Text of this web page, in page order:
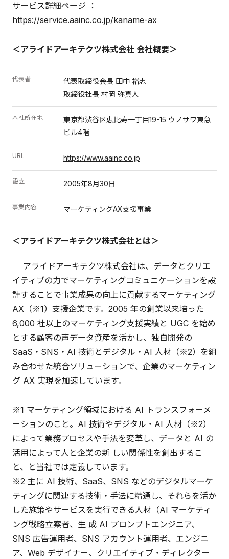
サービス詳細ページ ：
https://service.aainc.co.jp/kaname-ax
＜アライドアーキテクツ株式会社 会社概要＞
代表者
代表取締役会長 田中 裕志
取締役社長 村岡 弥真人
本社所在地
東京都渋谷区恵比寿一丁目19-15 ウノサワ東急
ビル4階
URL https://www.aainc.co.jp
設立 2005年8月30日
事業内容 マーケティングAX支援事業
＜アライドアーキテクツ株式会社とは＞
アライドアーキテクツ株式会社は、データとクリエ
イティブの力でマーケティングコミュニケーションを設
計することで事業成果の向上に貢献するマーケティング
AX（※1）支援企業です。2005 年の創業以来培った
6,000 社以上のマーケティング支援実績と UGC を始め
とする顧客の声データ資産を活かし、独自開発の
SaaS・SNS・AI 技術とデジタル・AI 人材（※2）を組
み合わせた統合ソリューションで、企業のマーケティン
グ AX 実現を加速しています。
※1 マーケティング領域における AI トランスフォーメ
ーションのこと。AI 技術やデジタル・AI 人材（※2）
によって業務プロセスや手法を変革し、データと AI の
活用によって人と企業の新 しい関係性を創出するこ
と、と当社では定義しています。
※2 主に AI 技術、SaaS、SNS などのデジタルマーケ
ティングに関連する技術・手法に精通し、それらを活か
した施策やサービスを実行できる人材（AI マーケティ
ング戦略立案者、生 成 AI プロンプトエンジニア、
SNS 広告運用者、SNS アカウント運用者、エンジニ
ア、Web デザイナー、クリエイティブ・ディレクター